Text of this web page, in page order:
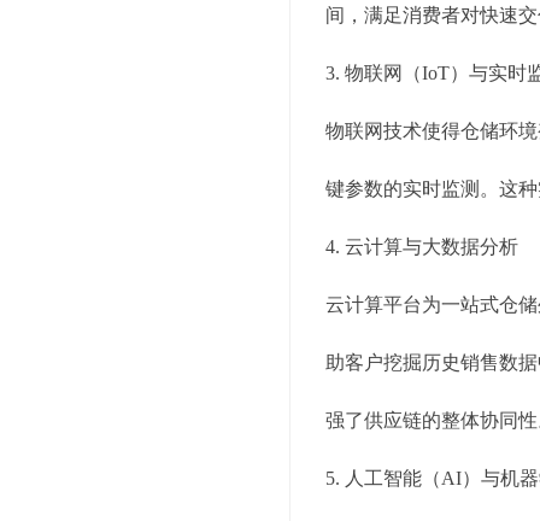
间，满足消费者对快速
3. 物联网（IoT）与实时
物联网技术使得仓储环
键参数的实时监测。这
4. 云计算与大数据分析
云计算平台为一站式仓
助客户挖掘历史销售数
强了供应链的整体协同
5. 人工智能（AI）与机